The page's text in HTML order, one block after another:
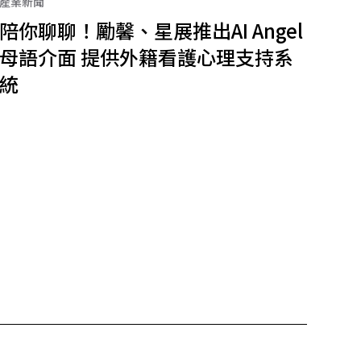
你聊聊！勵馨、星展推出AI Angel
語介面 提供外籍看護心理支持系